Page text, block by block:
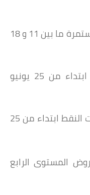
مسك نقط آخر فروض المراقبة المستمرة ما بين 11 و 18
استصدار بيانات النقط عبر مسار ابتداء من 25 يونيو
عقد مجالس الأقسام و توزيع بيانات النقط ابتداء من 25
المستوى الرابع